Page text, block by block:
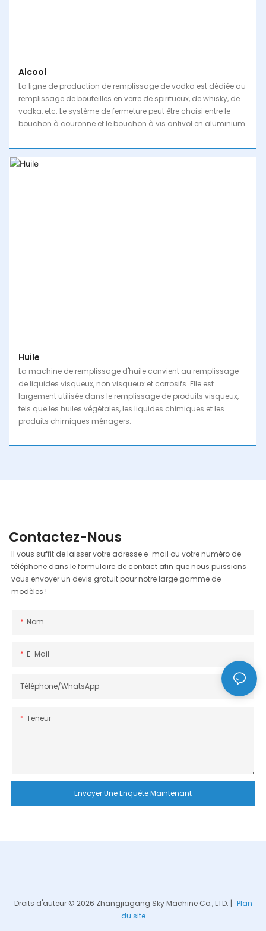
Alcool
La ligne de production de remplissage de vodka est dédiée au
remplissage de bouteilles en verre de spiritueux, de whisky, de
vodka, etc. Le système de fermeture peut être choisi entre le
bouchon à couronne et le bouchon à vis antivol en aluminium.
Huile
La machine de remplissage d'huile convient au remplissage
de liquides visqueux, non visqueux et corrosifs. Elle est
largement utilisée dans le remplissage de produits visqueux,
tels que les huiles végétales, les liquides chimiques et les
produits chimiques ménagers.
Contactez-Nous
Il vous suffit de laisser votre adresse e-mail ou votre numéro de
téléphone dans le formulaire de contact afin que nous puissions
vous envoyer un devis gratuit pour notre large gamme de
modèles !
Nom
E-Mail
Téléphone/WhatsApp
Teneur
Envoyer Une Enquête Maintenant
Droits d'auteur © 2026 Zhangjiagang Sky Machine Co., LTD. | Plan
du site